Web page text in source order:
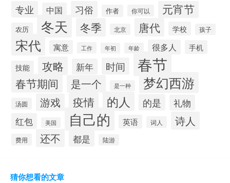
专业 中国 习俗 作者 你可以 元宵节
农历 冬天 冬季 北京 唐代 学校 孩子
宋代 寓意 工作 年初 年龄 很多人 手机
技能 攻略 新年 时间 春节
春节期间 是一个 是一种 梦幻西游
汤圆 游戏 疫情 的人 的是
礼物
红包
美国 自己的 英语 词人 诗人
费用 还不 都是 陆游
猜你想看的文章